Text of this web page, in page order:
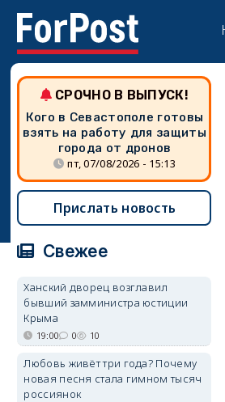
СРОЧНО В ВЫПУСК!
Кого в Севастополе готовы
взять на работу для защиты
города от дронов
пт, 07/08/2026 - 15:13
Прислать новость
Свежее
Ханский дворец возглавил
бывший замминистра юстиции
Крыма
19:00 0 10
Любовь живёт три года? Почему
новая песня стала гимном тысяч
россиянок